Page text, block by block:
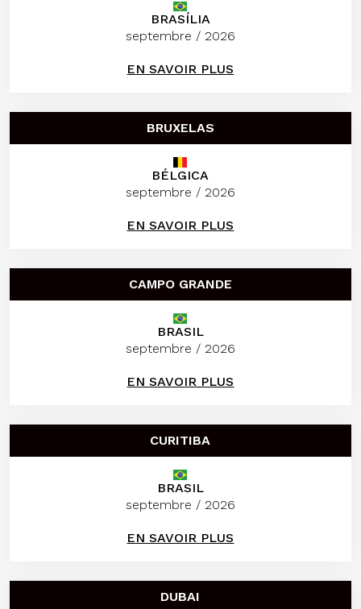
BRASÍLIA
septembre / 2026
EN SAVOIR PLUS
BRUXELAS
BÉLGICA
septembre / 2026
EN SAVOIR PLUS
CAMPO GRANDE
BRASIL
septembre / 2026
EN SAVOIR PLUS
CURITIBA
BRASIL
septembre / 2026
EN SAVOIR PLUS
DUBAI